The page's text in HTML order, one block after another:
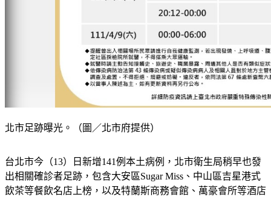
台北市今（13）日新增141例本土病例，北市衛生局稍早也發
出相關確診者足跡，包含大安區Sugar Miss、中山區吉星港式